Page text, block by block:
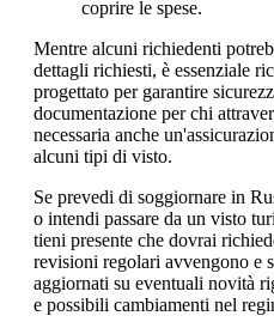
coprire le spese.
Mentre alcuni richiedenti
dettagli richiesti, è essenziale
progettato per garantire
documentazione per chi
necessaria anche
alcuni tipi di visto.
Se prevedi di soggiornare in
o intendi passare da un visto
tieni presente che dovrai
revisioni regolari avvengono e
aggiornati su eventuali novità
e possibili cambiamenti nel